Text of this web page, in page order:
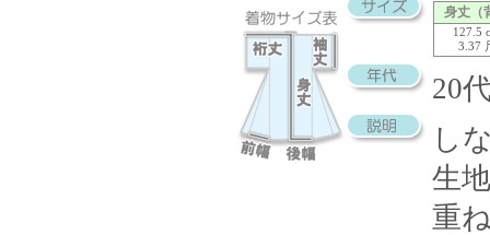
身丈（
127.5
3.37
20
し
生
重